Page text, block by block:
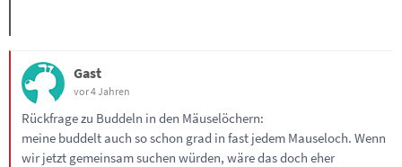
Gast
vor 4 Jahren
Rückfrage zu Buddeln in den Mäuselöchern:
meine buddelt auch so schon grad in fast jedem Mauseloch. Wenn
wir jetzt gemeinsam suchen würden, wäre das doch eher